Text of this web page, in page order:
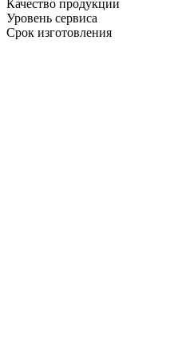
Качество продукции
Уровень сервиса
Срок изготовления